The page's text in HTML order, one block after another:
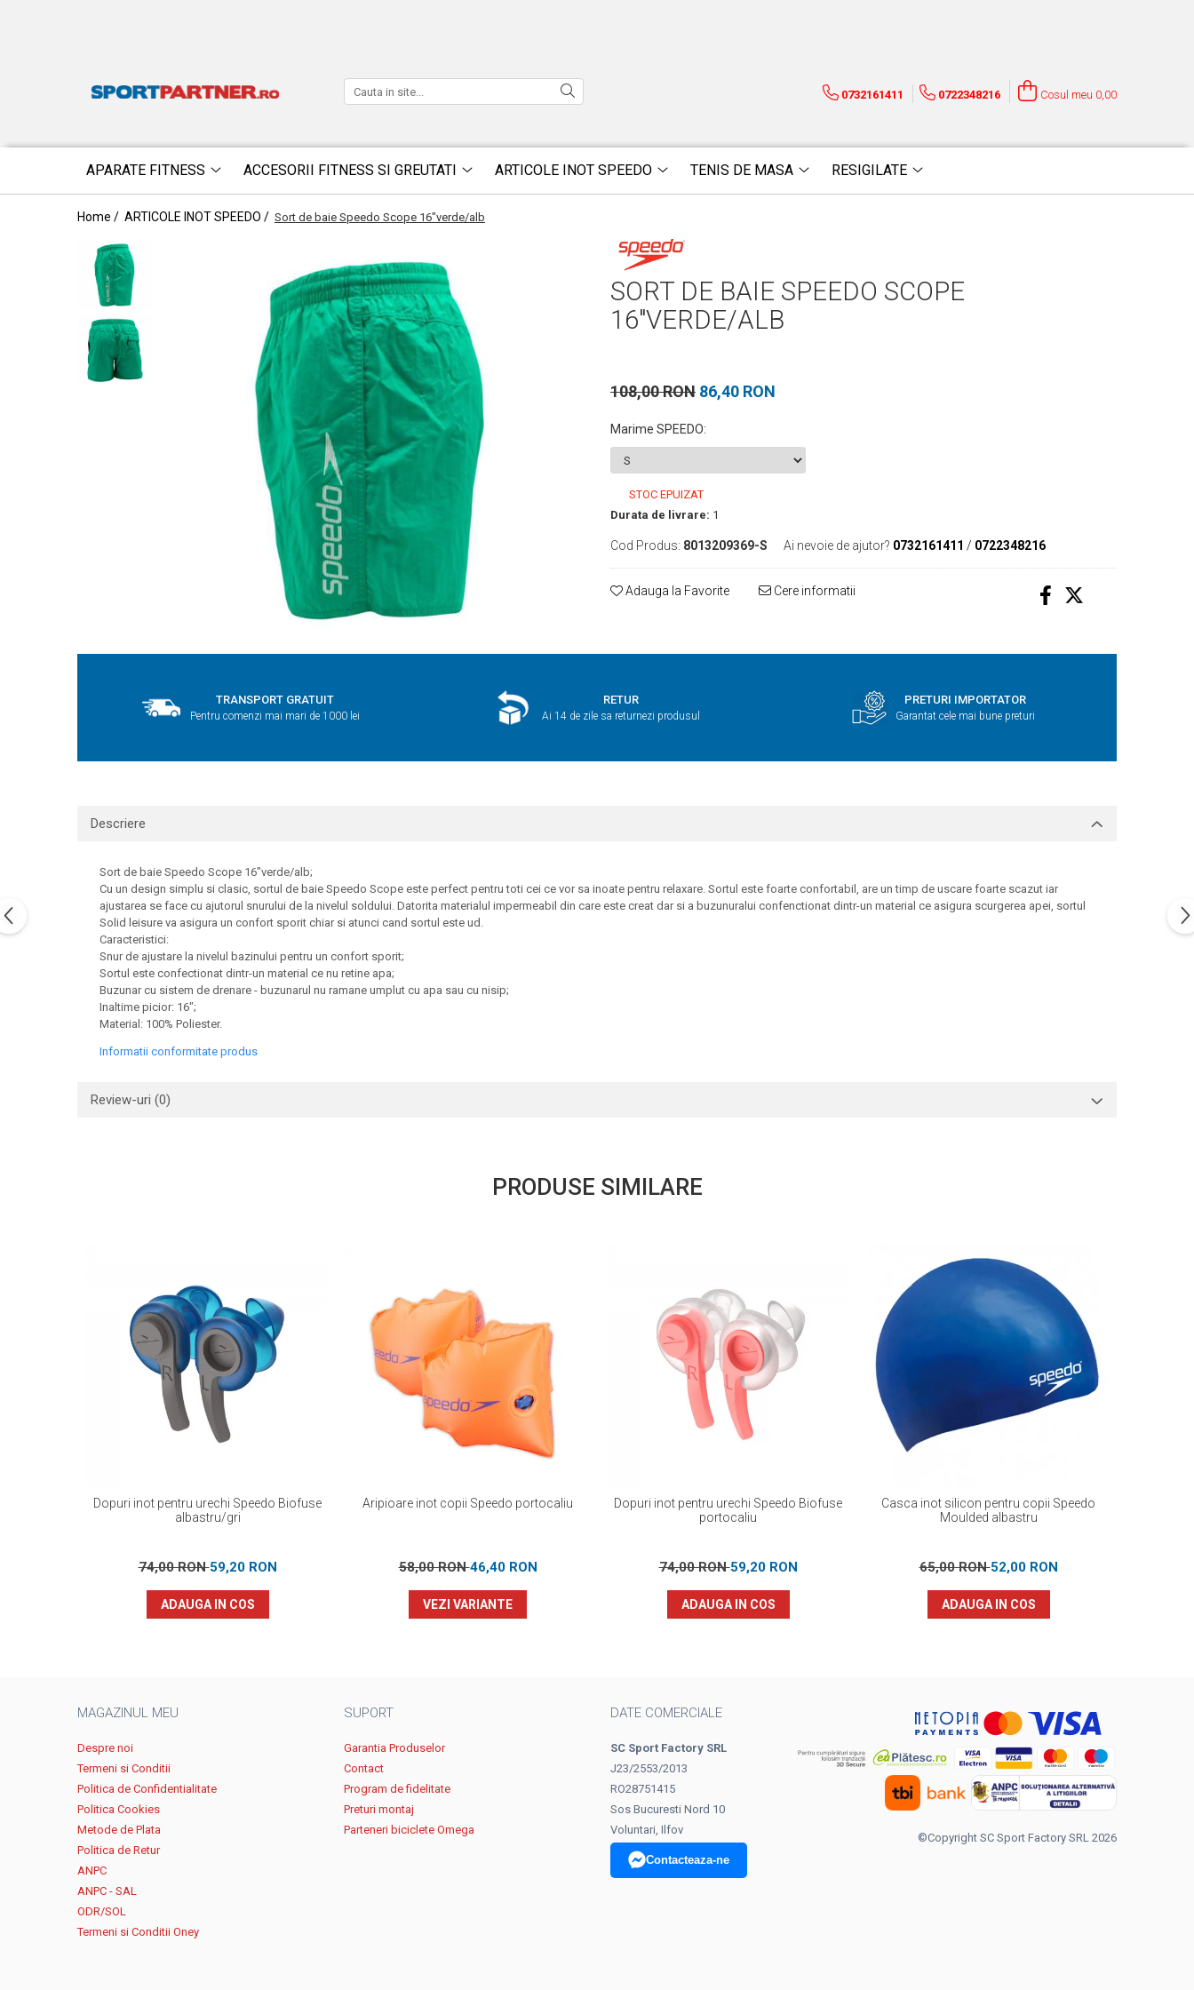
0732161411 0722348216 Cosul meu 0,00
APARATE FITNESS ACCESORII FITNESS SI GREUTATI ARTICOLE INOT SPEEDO TENIS DE MASA RESIGILATE
Home / ARTICOLE INOT SPEEDO / Sort de baie Speedo Scope 16"verde/alb
SORT DE BAIE SPEEDO SCOPE
16"VERDE/ALB
108,00 RON 86,40 RON
Marime SPEEDO:
STOC EPUIZAT
Durata de livrare: 1
Cod Produs: 8013209369-S Ai nevoie de ajutor? 0732161411 / 0722348216
Adauga la Favorite Cere informatii
TRANSPORT GRATUIT
Pentru comenzi mai mari de 1000 lei
RETUR
Ai 14 de zile sa returnezi produsul
PRETURI IMPORTATOR
Garantat cele mai bune preturi
Descriere
Sort de baie Speedo Scope 16"verde/alb;
Cu un design simplu si clasic, sortul de baie Speedo Scope este perfect pentru toti cei ce vor sa inoate pentru relaxare. Sortul este foarte confortabil, are un timp de uscare foarte scazut iar
ajustarea se face cu ajutorul snurului de la nivelul soldului. Datorita materialul impermeabil din care este creat dar si a buzunuralui confenctionat dintr-un material ce asigura scurgerea apei, sortul
Solid leisure va asigura un confort sporit chiar si atunci cand sortul este ud.
Caracteristici:
Snur de ajustare la nivelul bazinului pentru un confort sporit;
Sortul este confectionat dintr-un material ce nu retine apa;
Buzunar cu sistem de drenare - buzunarul nu ramane umplut cu apa sau cu nisip;
Inaltime picior: 16";
Material: 100% Poliester.
Informatii conformitate produs
Review-uri (0)
PRODUSE SIMILARE
Dopuri inot pentru urechi Speedo Biofuse
albastru/gri
74,00 RON59,20 RON
ADAUGA IN COS
Aripioare inot copii Speedo portocaliu
58,00 RON46,40 RON
VEZI VARIANTE
Dopuri inot pentru urechi Speedo Biofuse
portocaliu
74,00 RON59,20 RON
ADAUGA IN COS
Casca inot silicon pentru copii Speedo
Moulded albastru
65,00 RON52,00 RON
ADAUGA IN COS
MAGAZINUL MEU
Despre noi
Termeni si Conditii
Politica de Confidentialitate
Politica Cookies
Metode de Plata
Politica de Retur
ANPC
ANPC - SAL
ODR/SOL
Termeni si Conditii Oney
SUPORT
Garantia Produselor
Contact
Program de fidelitate
Preturi montaj
Parteneri biciclete Omega
DATE COMERCIALE
SC Sport Factory SRL
J23/2553/2013
RO28751415
Sos Bucuresti Nord 10
Voluntari, Ilfov
Contacteaza-ne
©Copyright SC Sport Factory SRL 2026